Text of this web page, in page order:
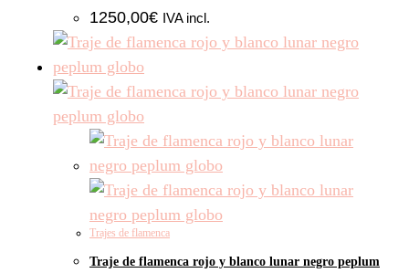
1250,00€ IVA incl.
Trajes de flamenca
Traje de flamenca rojo y blanco lunar negro peplum